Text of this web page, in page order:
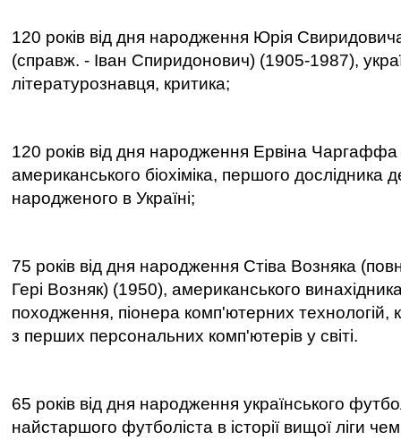
120 років від дня народження Юрія
(справж. - Іван Спиридонович) (1905-1987),
літературознавця, критика;
120 років від дня народження Ервіна
американського біохіміка, першого дослідника
народженого в Україні;
75 років від дня народження Стіва Возняка
Гері Возняк) (1950), американського
походження, піонера комп'ютерних технологій,
з перших персональних комп'ютерів у світі.
65 років від дня народження українського
найстаршого футболіста в історії вищої ліги